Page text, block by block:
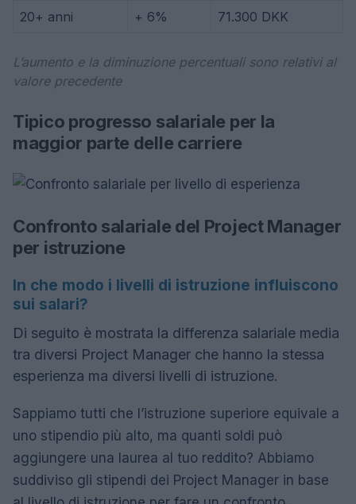
20+ anni + 6% 71.300 DKK
L’aumento e la diminuzione percentuali sono relativi al
valore precedente
Tipico progresso salariale per la
maggior parte delle carriere
Confronto salariale del Project Manager
per istruzione
In che modo i livelli di istruzione influiscono
sui salari?
Di seguito è mostrata la differenza salariale media
tra diversi Project Manager che hanno la stessa
esperienza ma diversi livelli di istruzione.
Sappiamo tutti che l’istruzione superiore equivale a
uno stipendio più alto, ma quanti soldi può
aggiungere una laurea al tuo reddito? Abbiamo
suddiviso gli stipendi dei Project Manager in base